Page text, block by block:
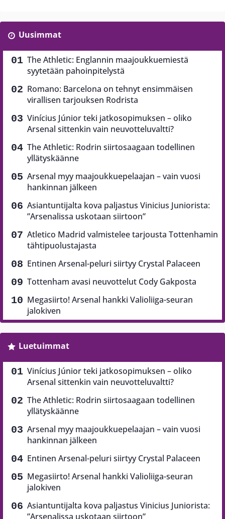
Uusimmat
The Athletic: Englannin maajoukkuemiestä
syytetään pahoinpitelystä
Romano: Barcelona on tehnyt ensimmäisen
virallisen tarjouksen Rodrista
Vinícius Júnior teki jatkosopimuksen – oliko
Arsenal sittenkin vain neuvotteluvaltti?
The Athletic: Rodrin siirtosaagaan todellinen
yllätyskäänne
Arsenal myy maajoukkuepelaajan – vain vuosi
hankinnan jälkeen
Asiantuntijalta kova paljastus Vinicius Juniorista:
”Arsenalissa uskotaan siirtoon”
Atletico Madrid valmistelee tarjousta Tottenhamin
tähtipuolustajasta
Entinen Arsenal-peluri siirtyy Crystal Palaceen
Tottenham avasi neuvottelut Cody Gakposta
Megasiirto! Arsenal hankki Valioliiga-seuran
jalokiven
Luetuimmat
Vinícius Júnior teki jatkosopimuksen – oliko
Arsenal sittenkin vain neuvotteluvaltti?
The Athletic: Rodrin siirtosaagaan todellinen
yllätyskäänne
Arsenal myy maajoukkuepelaajan – vain vuosi
hankinnan jälkeen
Entinen Arsenal-peluri siirtyy Crystal Palaceen
Megasiirto! Arsenal hankki Valioliiga-seuran
jalokiven
Asiantuntijalta kova paljastus Vinicius Juniorista:
”Arsenalissa uskotaan siirtoon”